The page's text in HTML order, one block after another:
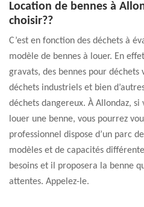
Location de bennes à
choisir??
C’est en fonction des déchets à
modèle de bennes à louer. En
gravats, des bennes pour déchets
déchets industriels et bien
déchets dangereux. À Allondaz, si
louer une benne, vous pourrez
professionnel dispose d’un parc
modèles et de capacités
besoins et il proposera la benne
attentes. Appelez-le.